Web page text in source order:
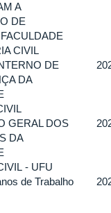
A
DE
CIVIL
DE
DA
GERAL DOS
DA
- UFU
de Trabalho